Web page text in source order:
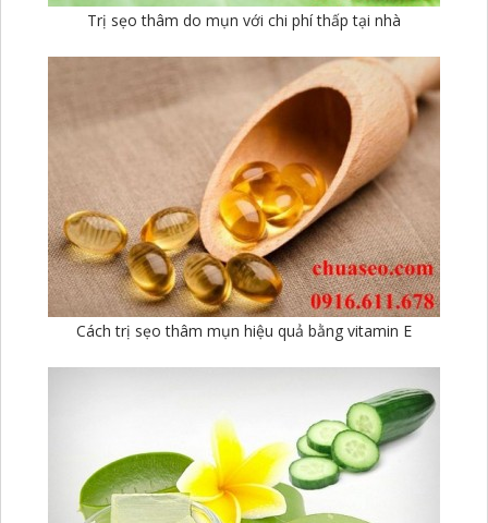
Trị sẹo thâm do mụn với chi phí thấp tại nhà
Cách trị sẹo thâm mụn hiệu quả bằng vitamin E